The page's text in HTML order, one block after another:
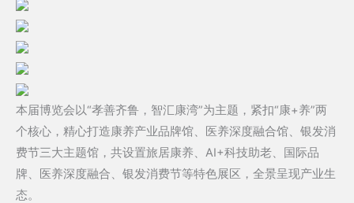
本届博览会以“孝善齐鲁，智汇康湾”为主题，紧扣“康+养”两
个核心，精心打造康养产业品牌馆、医养深度融合馆、银发消
费节三大主题馆，共设置旅居康养、AI+科技助老、国际品
牌、医养深度融合、银发消费节等特色展区，全景呈现产业生
态。